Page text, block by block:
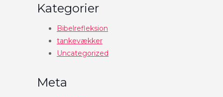
Kategorier
Bibelrefleksion
tankevækker
Uncategorized
Meta